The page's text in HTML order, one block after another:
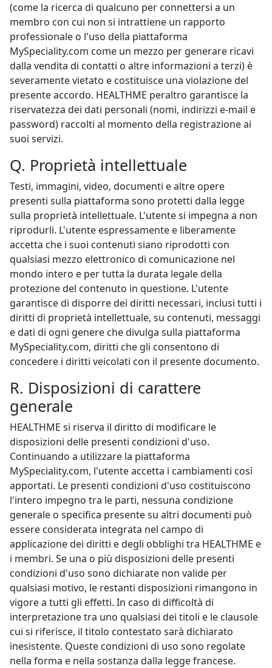
(come la ricerca di qualcuno per connettersi a un
membro con cui non si intrattiene un rapporto
professionale o l'uso della piattaforma
MySpeciality.com come un mezzo per generare ricavi
dalla vendita di contatti o altre informazioni a terzi) è
severamente vietato e costituisce una violazione del
presente accordo. HEALTHME peraltro garantisce la
riservatezza dei dati personali (nomi, indirizzi e-mail e
password) raccolti al momento della registrazione ai
suoi servizi.
Q. Proprietà intellettuale
Testi, immagini, video, documenti e altre opere
presenti sulla piattaforma sono protetti dalla legge
sulla proprietà intellettuale. L'utente si impegna a non
riprodurli. L'utente espressamente e liberamente
accetta che i suoi contenuti siano riprodotti con
qualsiasi mezzo elettronico di comunicazione nel
mondo intero e per tutta la durata legale della
protezione del contenuto in questione. L'utente
garantisce di disporre dei diritti necessari, inclusi tutti i
diritti di proprietà intellettuale, su contenuti, messaggi
e dati di ogni genere che divulga sulla piattaforma
MySpeciality.com, diritti che gli consentono di
concedere i diritti veicolati con il presente documento.
R. Disposizioni di carattere
generale
HEALTHME si riserva il diritto di modificare le
disposizioni delle presenti condizioni d'uso.
Continuando a utilizzare la piattaforma
MySpeciality.com, l'utente accetta i cambiamenti così
apportati. Le presenti condizioni d'uso costituiscono
l'intero impegno tra le parti, nessuna condizione
generale o specifica presente su altri documenti può
essere considerata integrata nel campo di
applicazione dei diritti e degli obblighi tra HEALTHME e
i membri. Se una o più disposizioni delle presenti
condizioni d'uso sono dichiarate non valide per
qualsiasi motivo, le restanti disposizioni rimangono in
vigore a tutti gli effetti. In caso di difficoltà di
interpretazione tra uno qualsiasi dei titoli e le clausole
cui si riferisce, il titolo contestato sarà dichiarato
inesistente. Queste condizioni di uso sono regolate
nella forma e nella sostanza dalla legge francese.